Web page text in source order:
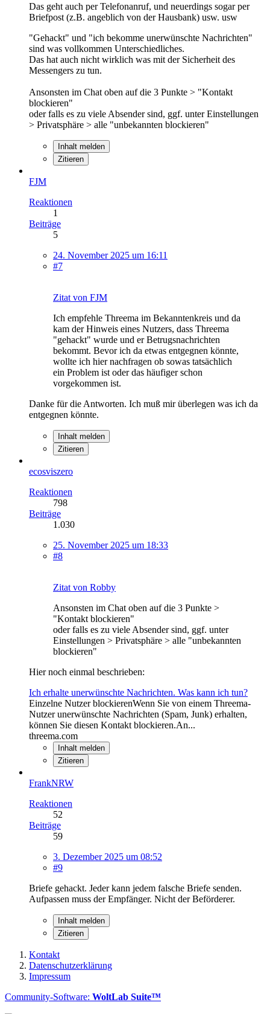
Das geht auch per Telefonanruf, und neuerdings sogar per
Briefpost (z.B. angeblich von der Hausbank) usw. usw
"Gehackt" und "ich bekomme unerwünschte Nachrichten"
sind was vollkommen Unterschiedliches.
Das hat auch nicht wirklich was mit der Sicherheit des
Messengers zu tun.
Ansonsten im Chat oben auf die 3 Punkte > "Kontakt
blockieren"
oder falls es zu viele Absender sind, ggf. unter Einstellungen
> Privatsphäre > alle "unbekannten blockieren"
Inhalt melden
Zitieren
FJM
Reaktionen
1
Beiträge
5
24. November 2025 um 16:11
#7
Zitat von FJM
Ich empfehle Threema im Bekanntenkreis und da
kam der Hinweis eines Nutzers, dass Threema
"gehackt" wurde und er Betrugsnachrichten
bekommt. Bevor ich da etwas entgegnen könnte,
wollte ich hier nachfragen ob sowas tatsächlich
ein Problem ist oder das häufiger schon
vorgekommen ist.
Danke für die Antworten. Ich muß mir überlegen was ich da
entgegnen könnte.
Inhalt melden
Zitieren
ecosviszero
Reaktionen
798
Beiträge
1.030
25. November 2025 um 18:33
#8
Zitat von Robby
Ansonsten im Chat oben auf die 3 Punkte >
"Kontakt blockieren"
oder falls es zu viele Absender sind, ggf. unter
Einstellungen > Privatsphäre > alle "unbekannten
blockieren"
Hier noch einmal beschrieben:
Ich erhalte unerwünschte Nachrichten. Was kann ich tun?
Einzelne Nutzer blockierenWenn Sie von einem Threema-
Nutzer unerwünschte Nachrichten (Spam, Junk) erhalten,
können Sie diesen Kontakt blockieren.An...
threema.com
Inhalt melden
Zitieren
FrankNRW
Reaktionen
52
Beiträge
59
3. Dezember 2025 um 08:52
#9
Briefe gehackt. Jeder kann jedem falsche Briefe senden.
Aufpassen muss der Empfänger. Nicht der Beförderer.
Inhalt melden
Zitieren
Kontakt
Datenschutzerklärung
Impressum
Community-Software: WoltLab Suite™